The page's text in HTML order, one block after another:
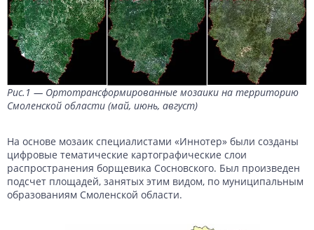
Рис.1 — Ортотрансформированные мозаики на территорию
Смоленской области (май, июнь, август)
На основе мозаик специалистами «Иннотер» были созданы
цифровые тематические картографические слои
распространения борщевика Сосновского. Был произведен
подсчет площадей, занятых этим видом, по муниципальным
образованиям Смоленской области.